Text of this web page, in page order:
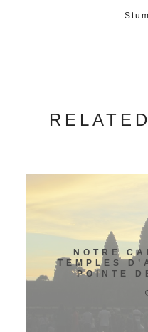
NOTRE
TEMPLES
POINTE